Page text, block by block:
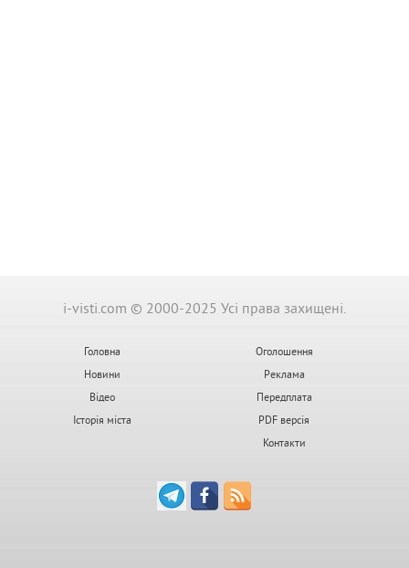
i-visti.com © 2000-2025 Усі права захищені.
Головна
Новини
Відео
Історія міста
Оголошення
Реклама
Передплата
PDF версія
Контакти